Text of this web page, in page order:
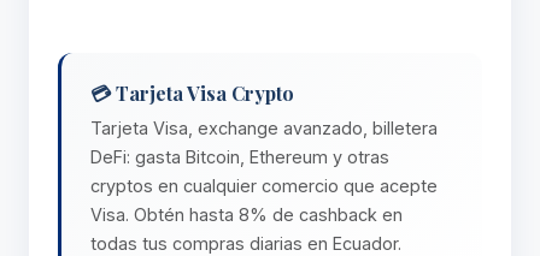
💳 Tarjeta Visa Crypto
Tarjeta Visa, exchange avanzado, billetera
DeFi: gasta Bitcoin, Ethereum y otras
cryptos en cualquier comercio que acepte
Visa. Obtén hasta 8% de cashback en
todas tus compras diarias en Ecuador.